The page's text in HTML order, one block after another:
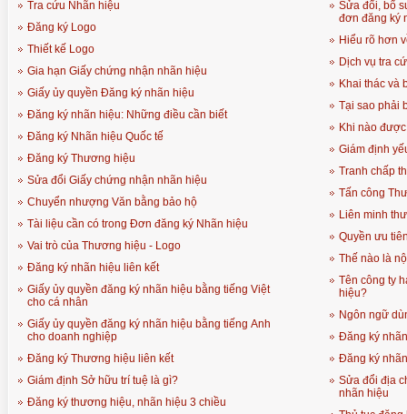
Tra cứu Nhãn hiệu
Đăng ký Logo
Thiết kế Logo
Gia hạn Giấy chứng nhận nhãn hiệu
Giấy ủy quyền Đăng ký nhãn hiệu
Đăng ký nhãn hiệu: Những điều cần biết
Đăng ký Nhãn hiệu Quốc tế
Đăng ký Thương hiệu
Sửa đổi Giấy chứng nhận nhãn hiệu
Chuyển nhượng Văn bằng bảo hộ
Tài liệu cần có trong Đơn đăng ký Nhãn hiệu
Vai trò của Thương hiệu - Logo
Đăng ký nhãn hiệu liên kết
Giấy ủy quyền đăng ký nhãn hiệu bằng tiếng Việt
cho cá nhân
Giấy ủy quyền đăng ký nhãn hiệu bằng tiếng Anh
cho doanh nghiệp
Đăng ký Thương hiệu liên kết
Giám định Sở hữu trí tuệ là gì?
Đăng ký thương hiệu, nhãn hiệu 3 chiều
Sửa đổi, bổ
đơn đăng ký
Hiểu rõ hơn
Dịch vụ tra
Khai thác và
Tại sao phải
Khi nào
Giám định
Tranh chấp
Tấn công
Liên minh
Quyền ưu
Thế nào là
Tên công ty
hiệu?
Ngôn ngữ
Đăng ký
Đăng ký
Sửa đổi địa
nhãn hiệu